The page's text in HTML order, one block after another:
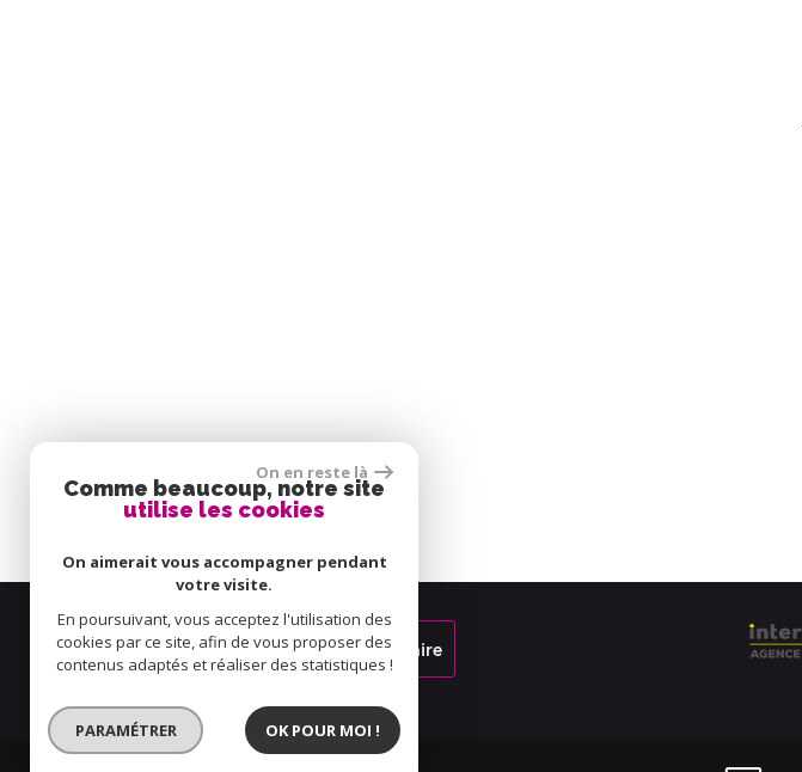
Espace propriétaire
On en reste là
Comme beaucoup, notre site
utilise les cookies
On aimerait vous accompagner pendant
votre visite.
En poursuivant, vous acceptez l'utilisation des
cookies par ce site, afin de vous proposer des
contenus adaptés et réaliser des statistiques !
PARAMÉTRER OK POUR MOI !